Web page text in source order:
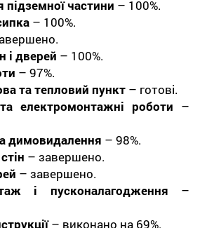
підземної частини – 100%.
– 100%.
і дверей – 100%.
– 97%.
та тепловий пункт – готові.
та електромонтажні роботи –
димовидалення – 98%.
– завершено.
– завершено.
і пусконалагодження –
– виконано на 69%.